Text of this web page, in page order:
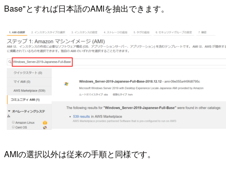
Base"とすれば日本語のAMIを抽出できます。
AMIの選択以外は従来の手順と同様です。